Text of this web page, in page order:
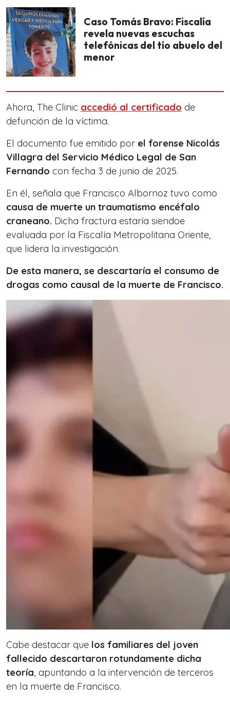
Caso Tomás Bravo: Fiscalía
revela nuevas escuchas
telefónicas del tío abuelo del
menor
Ahora, The Clinic accedió al certificado de
defunción de la víctima.
El documento fue emitido por el forense Nicolás
Villagra del Servicio Médico Legal de San
Fernando con fecha 3 de junio de 2025.
En él, señala que Francisco Albornoz tuvo como
causa de muerte un traumatismo encéfalo
craneano. Dicha fractura estaría siendoe
evaluada por la Fiscalía Metropolitana Oriente,
que lidera la investigación.
De esta manera, se descartaría el consumo de
drogas como causal de la muerte de Francisco.
Cabe destacar que los familiares del joven
fallecido descartaron rotundamente dicha
teoría , apuntando a la intervención de terceros
en la muerte de Francisco.